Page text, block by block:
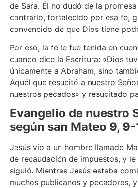
de Sara. Él no dudó de la
contrario, fortalecido por esa fe,
convencido de que Dios tiene
Por eso, la fe le fue tenida en
cuando dice la Escritura: «Dios
únicamente a Abraham, sino
Aquél que resucitó a nuestro
nuestros pecados» y resucitado
Evangelio de nuestro
según san Mateo 9, 9-
Jesús vio a un hombre Ilamado
de recaudación de impuestos, y
siguió. Mientras Jesús estaba
muchos publicanos y pecadores,